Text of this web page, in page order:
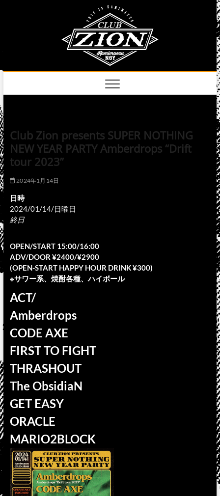
Club Zion presents SUPER NOTHING
NEW YEAR PARTY Amberdrops “Drift
tour 2023”
2024年1月14日
日時
2024/01/14/日曜日
終日
OPEN/START 15:00/16:00
ADV/DOOR ¥2400/¥2900
(OPEN-START HAPPY HOUR DRINK ¥300)
※サワー系、焼酎各種、ハイボール
ACT/
Amberdrops
CODE AXE
FIRST TO FIGHT
THRASHOUT
The ObsidiaN
GET EASY
ORACLE
MARIO2BLOCK